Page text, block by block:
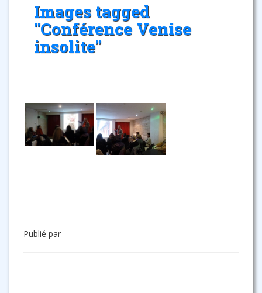
Images tagged
"Conférence Venise
insolite"
Publié par